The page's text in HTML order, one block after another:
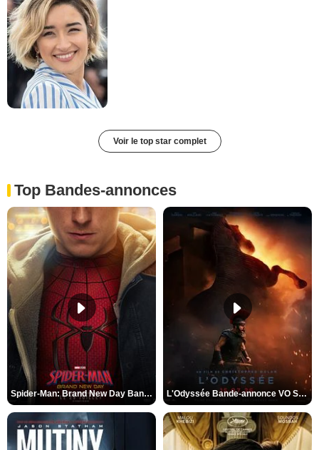
Voir le top star complet
Top Bandes-annonces
Spider-Man: Brand New Day Bande-annonce VO STFR L'Odyssée Bande-annonce VO STFR